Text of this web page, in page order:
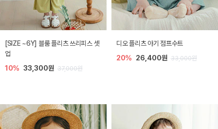
[SIZE ~6Y] 블룸 플리츠 쓰리피스 셋
업
10% 33,300원 37,000원
디오 플리츠 아기 점프수트
20% 26,400원 33,000원